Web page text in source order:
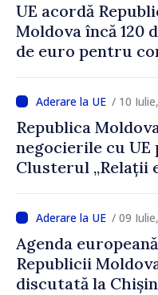
UE acordă
Moldova încă 120
de euro pentru
țara noastră prin
la 317 milioane de
/ 10
Republica
negocierile cu UE
Clusterul „Relații
/ 09
Agenda
Republicii
discutată la